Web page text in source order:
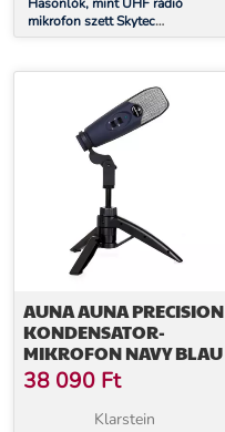
Hasonlók, mint UHF rádió
mikrofon szett Skytec
STWM721, 1csatornás, 1mic
AUNA AUNA PRECISION
KONDENSATOR-
MIKROFON NAVY BLAU
38 090 Ft
Klarstein